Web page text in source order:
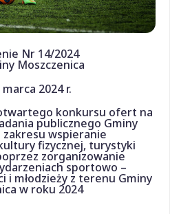
Nr 14/2024
Moszczenica
2024 r.
konkursu ofert na
publicznego Gminy
zakresu wspieranie
fizycznej, turystyki
zorganizowanie
sportowo –
i młodzieży z terenu Gminy
w roku 2024